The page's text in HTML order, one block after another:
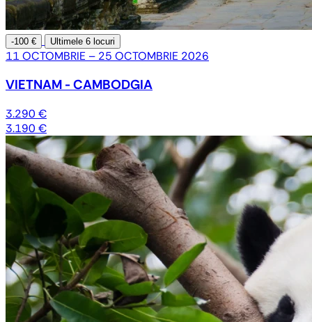
-100 € Ultimele 6 locuri
11 OCTOMBRIE – 25 OCTOMBRIE 2026
VIETNAM - CAMBODGIA
3.290 €
3.190 €